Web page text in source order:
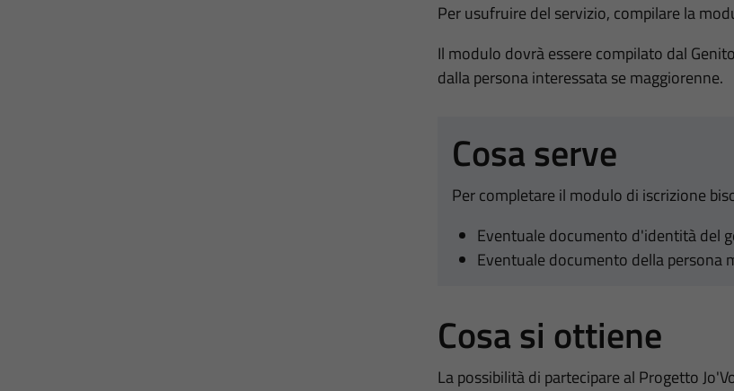
Per usufruire del servizio, compilare la
Il modulo dovrà essere compilato dal
dalla persona interessata se maggiorenne.
Cosa serve
Per completare il modulo di iscrizione
Eventuale documento d'identità del
Eventuale documento della persona
Cosa si ottiene
La possibilità di partecipare al Progetto